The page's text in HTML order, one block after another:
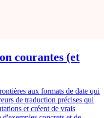
courantes (et
aux formats de date qui
de traduction précises qui
et créent de vrais